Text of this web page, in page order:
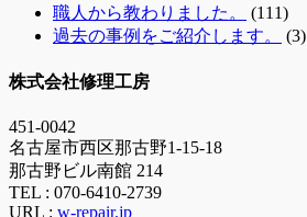
職人から教わりました。
(111)
過去の事例をご紹介します。
(3)
株式会社修理工房
451-0042
名古屋市西区那古野1-15-18
那古野ビル南館 214
TEL : 070-6410-2739
URL : w-repair.jp